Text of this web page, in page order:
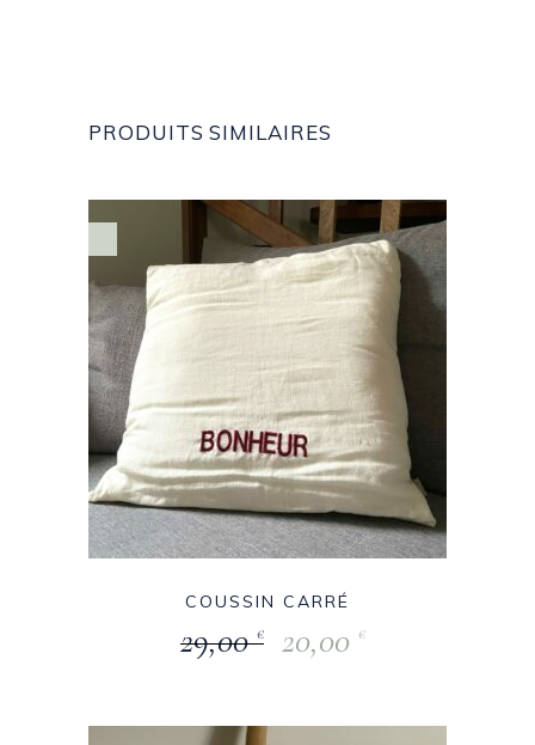
PRODUITS SIMILAIRES
COUSSIN CARRÉ
29,00€ 20,00 €